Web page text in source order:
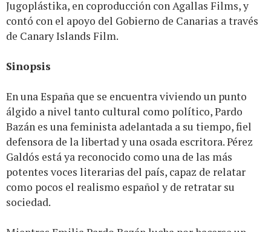
Jugoplástika, en coproducción con Agallas Films, y
contó con el apoyo del Gobierno de Canarias a través
de Canary Islands Film.
Sinopsis
En una España que se encuentra viviendo un punto
álgido a nivel tanto cultural como político, Pardo
Bazán es una feminista adelantada a su tiempo, fiel
defensora de la libertad y una osada escritora. Pérez
Galdós está ya reconocido como una de las más
potentes voces literarias del país, capaz de relatar
como pocos el realismo español y de retratar su
sociedad.